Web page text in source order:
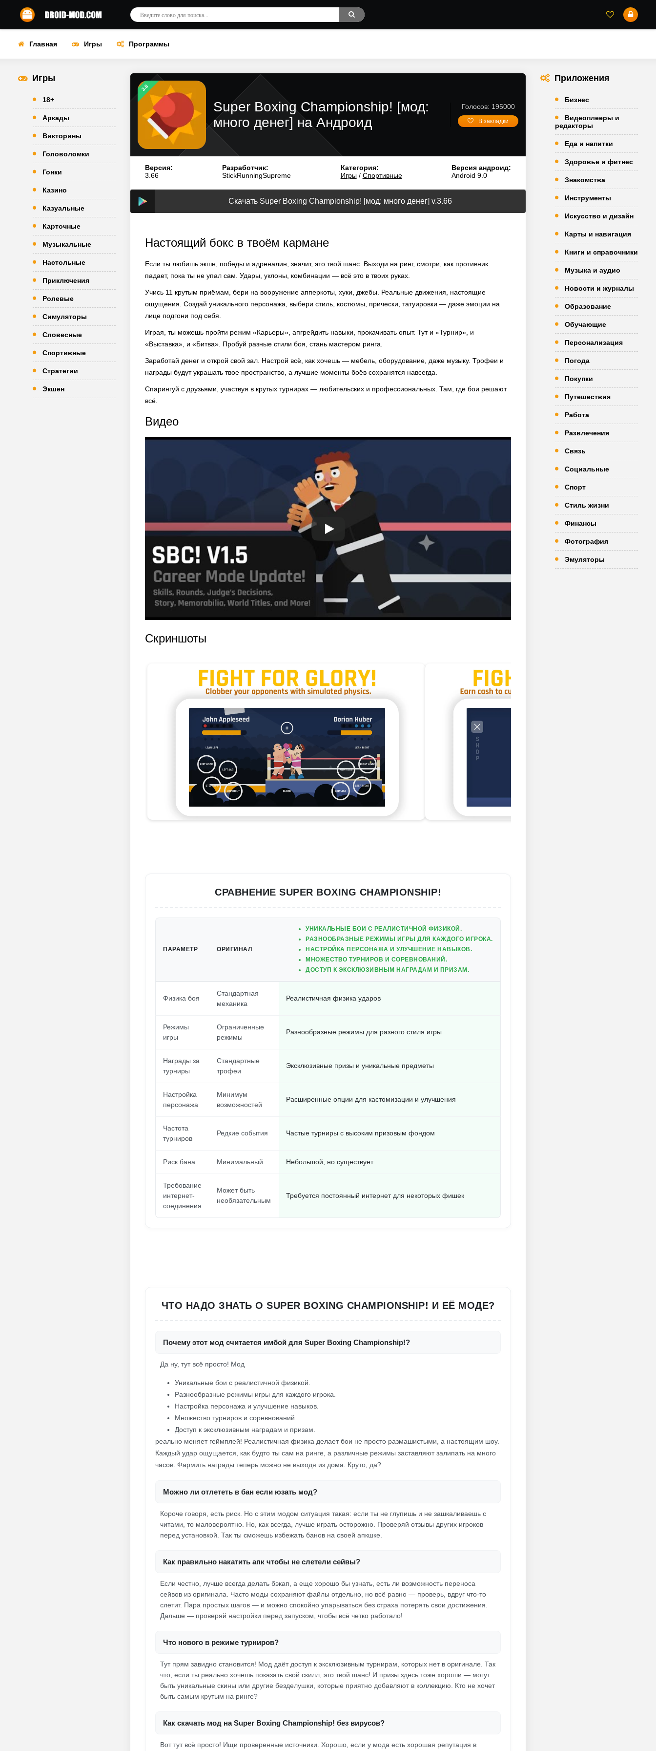
Главная Игры Программы
Игры
18+
Аркады
Викторины
Головоломки
Гонки
Казино
Казуальные
Карточные
Музыкальные
Настольные
Приключения
Ролевые
Симуляторы
Словесные
Спортивные
Стратегии
Экшен
3.8
Super Boxing Championship! [мод:
много денег] на Андроид
Голосов: 195000
В закладки
Версия:
3.66
Разработчик:
StickRunningSupreme
Категория:
Игры/ Спортивные
Версия андроид:
Android 9.0
Скачать Super Boxing Championship! [мод: много денег] v.3.66
Настоящий бокс в твоём кармане
Если ты любишь экшн, победы и адреналин, значит, это твой шанс. Выходи на ринг, смотри, как противник
падает, пока ты не упал сам. Удары, уклоны, комбинации — всё это в твоих руках.
Учись 11 крутым приёмам, бери на вооружение апперкоты, хуки, джебы. Реальные движения, настоящие
ощущения. Создай уникального персонажа, выбери стиль, костюмы, прически, татуировки — даже эмоции на
лице подгони под себя.
Играя, ты можешь пройти режим «Карьеры», апгрейдить навыки, прокачивать опыт. Тут и «Турнир», и
«Выставка», и «Битва». Пробуй разные стили боя, стань мастером ринга.
Заработай денег и открой свой зал. Настрой всё, как хочешь — мебель, оборудование, даже музыку. Трофеи и
награды будут украшать твое пространство, а лучшие моменты боёв сохранятся навсегда.
Спарингуй с друзьями, участвуя в крутых турнирах — любительских и профессиональных. Там, где бои решают
всё.
Видео
Скриншоты
СРАВНЕНИЕ SUPER BOXING CHAMPIONSHIP!
ПАРАМЕТР ОРИГИНАЛ
УНИКАЛЬНЫЕ БОИ С РЕАЛИСТИЧНОЙ ФИЗИКОЙ.
РАЗНООБРАЗНЫЕ РЕЖИМЫ ИГРЫ ДЛЯ КАЖДОГО ИГРОКА.
НАСТРОЙКА ПЕРСОНАЖА И УЛУЧШЕНИЕ НАВЫКОВ.
МНОЖЕСТВО ТУРНИРОВ И СОРЕВНОВАНИЙ.
ДОСТУП К ЭКСКЛЮЗИВНЫМ НАГРАДАМ И ПРИЗАМ.
Физика боя
Стандартная
механика
Реалистичная физика ударов
Режимы
игры
Ограниченные
режимы
Разнообразные режимы для разного стиля игры
Награды за
турниры
Стандартные
трофеи
Эксклюзивные призы и уникальные предметы
Настройка
персонажа
Минимум
возможностей
Расширенные опции для кастомизации и улучшения
Частота
турниров
Редкие события Частые турниры с высоким призовым фондом
Риск бана Минимальный Небольшой, но существует
Требование
интернет-
соединения
Может быть
необязательным
Требуется постоянный интернет для некоторых фишек
ЧТО НАДО ЗНАТЬ О SUPER BOXING CHAMPIONSHIP! И ЕЁ МОДЕ?
Почему этот мод считается имбой для Super Boxing Championship!?
Да ну, тут всё просто! Мод
Уникальные бои с реалистичной физикой.
Разнообразные режимы игры для каждого игрока.
Настройка персонажа и улучшение навыков.
Множество турниров и соревнований.
Доступ к эксклюзивным наградам и призам.
реально меняет геймплей! Реалистичная физика делает бои не просто размашистыми, а настоящим шоу.
Каждый удар ощущается, как будто ты сам на ринге, а различные режимы заставляют залипать на много
часов. Фармить награды теперь можно не выходя из дома. Круто, да?
Можно ли отлететь в бан если юзать мод?
Короче говоря, есть риск. Но с этим модом ситуация такая: если ты не глупишь и не зашкаливаешь с
читами, то маловероятно. Но, как всегда, лучше играть осторожно. Проверяй отзывы других игроков
перед установкой. Так ты сможешь избежать банов на своей апкшке.
Как правильно накатить апк чтобы не слетели сейвы?
Если честно, лучше всегда делать бэкап, а еще хорошо бы узнать, есть ли возможность переноса
сейвов из оригинала. Часто моды сохраняют файлы отдельно, но всё равно — проверь, вдруг что-то
слетит. Пара простых шагов — и можно спокойно упарываться без страха потерять свои достижения.
Дальше — проверяй настройки перед запуском, чтобы всё четко работало!
Что нового в режиме турниров?
Тут прям завидно становится! Мод даёт доступ к эксклюзивным турнирам, которых нет в оригинале. Так
что, если ты реально хочешь показать свой скилл, это твой шанс! И призы здесь тоже хороши — могут
быть уникальные скины или другие безделушки, которые приятно добавляют в коллекцию. Кто не хочет
быть самым крутым на ринге?
Как скачать мод на Super Boxing Championship! без вирусов?
Вот тут всё просто! Ищи проверенные источники. Хорошо, если у мода есть хорошая репутация в
Приложения
Бизнес
Видеоплееры и
редакторы
Еда и напитки
Здоровье и фитнес
Знакомства
Инструменты
Искусство и дизайн
Карты и навигация
Книги и справочники
Музыка и аудио
Новости и журналы
Образование
Обучающие
Персонализация
Погода
Покупки
Путешествия
Работа
Развлечения
Связь
Социальные
Спорт
Стиль жизни
Финансы
Фотография
Эмуляторы